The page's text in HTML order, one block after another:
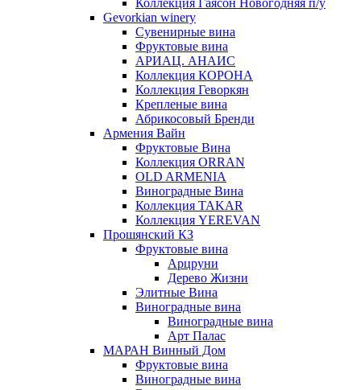
Коллекция Гаясон Новогодняя п/у
Gevorkian winery
Сувенирные вина
Фруктовые вина
АРИАЦ. АНАИС
Коллекция КОРОНА
Коллекция Геворкян
Крепленые вина
Абрикосовый Бренди
Армения Вайн
Фруктовые Вина
Коллекция ORRAN
OLD ARMENIA
Виноградные Вина
Коллекция TAKAR
Коллекция YEREVAN
Прошянский КЗ
Фруктовые вина
Арцруни
Дерево Жизни
Элитные Вина
Виноградные вина
Виноградные вина
Арт Палас
МАРАН Винный Дом
Фруктовые вина
Виноградные вина